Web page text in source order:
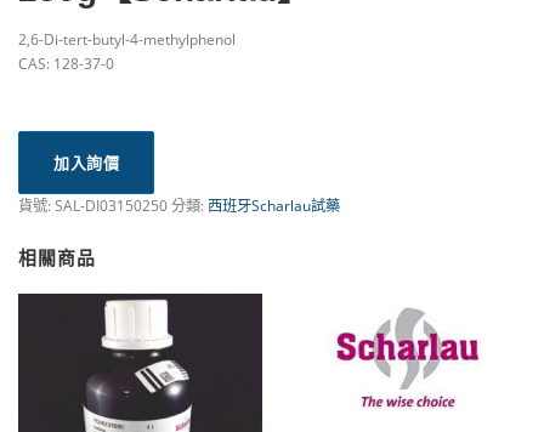
2,6-Di-tert-butyl-4-methylphenol
CAS: 128-37-0
加入詢價
貨號:SAL-DI03150250分類:西班牙Scharlau試藥
相關商品